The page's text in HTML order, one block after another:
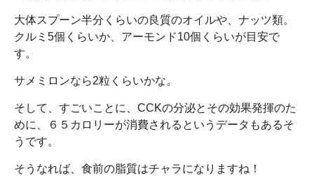
大体スプーン半分くらいの良質のオイルや、ナッツ類。
クルミ5個くらいか、アーモンド10個くらいが目安で
す。
サメミロンなら2粒くらいかな。
そして、すごいことに、CCKの分泌とその効果発揮のた
めに、６５カロリーが消費されるというデータもあるそ
うです。
そうなれば、食前の脂質はチャラになりますね！